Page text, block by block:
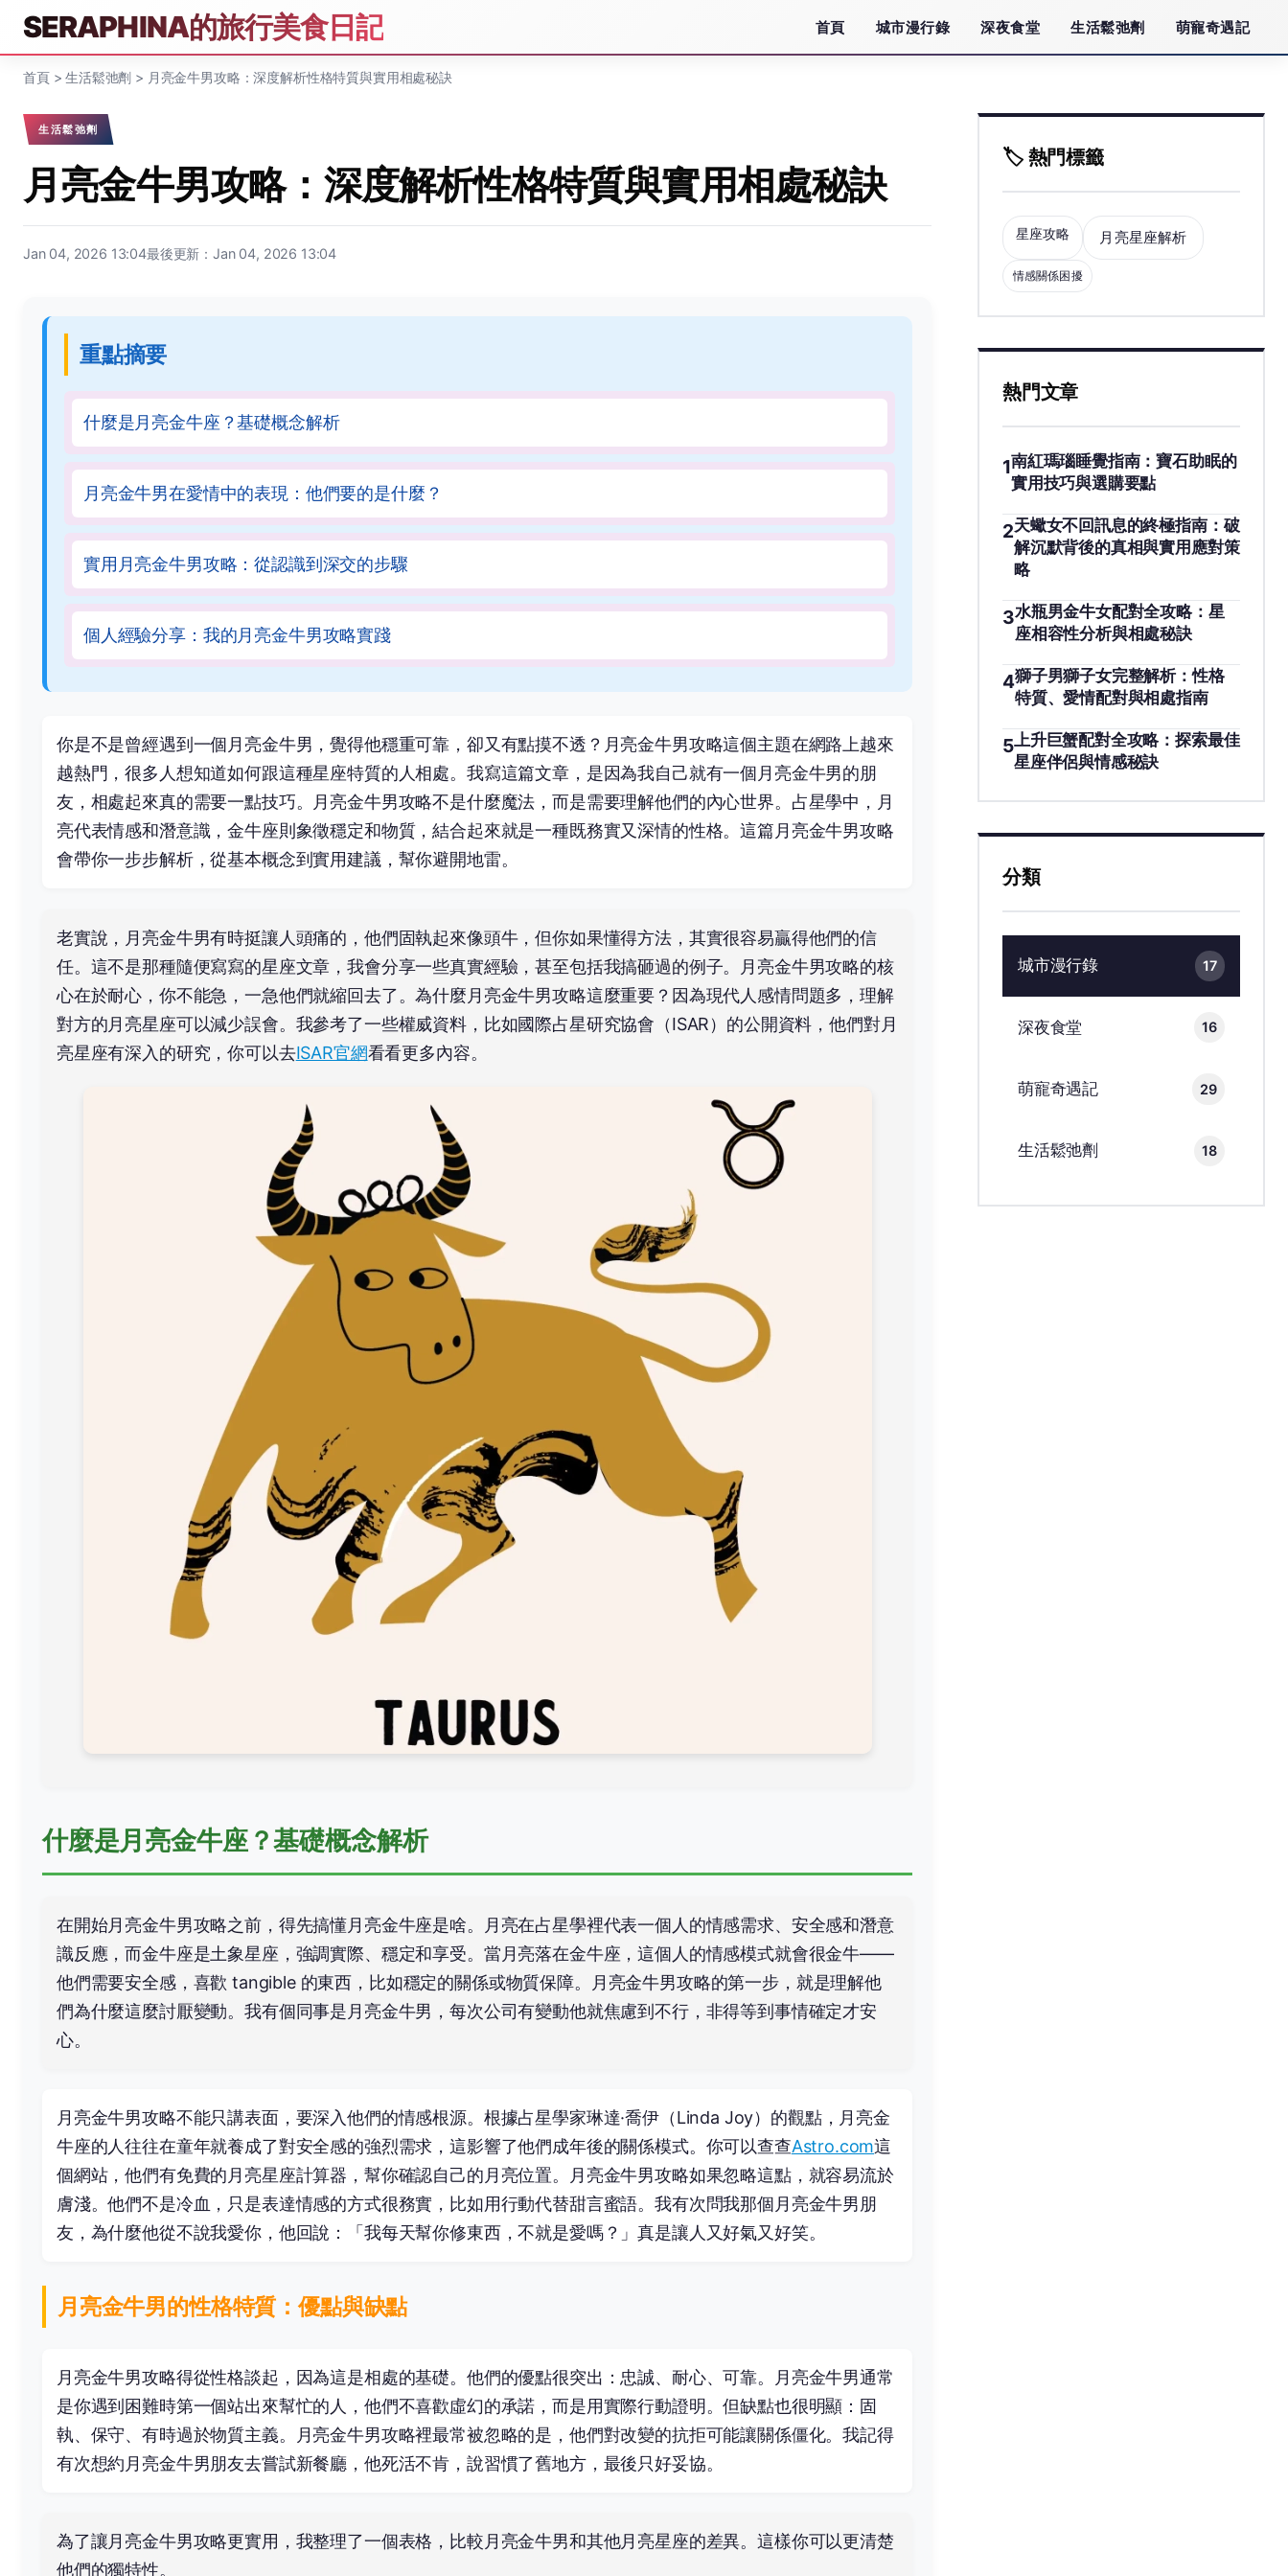
SERAPHINA的旅行美食日記 首頁 城市漫行錄 深夜食堂 生活鬆弛劑 萌寵奇遇記
首頁>生活鬆弛劑 > 月亮金牛男攻略：深度解析性格特質與實用相處秘訣
生活鬆弛劑
月亮金牛男攻略：深度解析性格特質與實用相處秘訣
Jan 04, 2026 13:04最後更新：Jan 04, 2026 13:04
重點摘要
什麼是月亮金牛座？基礎概念解析
月亮金牛男在愛情中的表現：他們要的是什麼？
實用月亮金牛男攻略：從認識到深交的步驟
個人經驗分享：我的月亮金牛男攻略實踐
你是不是曾經遇到一個月亮金牛男，覺得他穩重可靠，卻又有點摸不透？月亮金牛男攻略這個主題在網路上越來
越熱門，很多人想知道如何跟這種星座特質的人相處。我寫這篇文章，是因為我自己就有一個月亮金牛男的朋
友，相處起來真的需要一點技巧。月亮金牛男攻略不是什麼魔法，而是需要理解他們的內心世界。占星學中，月
亮代表情感和潛意識，金牛座則象徵穩定和物質，結合起來就是一種既務實又深情的性格。這篇月亮金牛男攻略
會帶你一步步解析，從基本概念到實用建議，幫你避開地雷。
老實說，月亮金牛男有時挺讓人頭痛的，他們固執起來像頭牛，但你如果懂得方法，其實很容易贏得他們的信
任。這不是那種隨便寫寫的星座文章，我會分享一些真實經驗，甚至包括我搞砸過的例子。月亮金牛男攻略的核
心在於耐心，你不能急，一急他們就縮回去了。為什麼月亮金牛男攻略這麼重要？因為現代人感情問題多，理解
對方的月亮星座可以減少誤會。我參考了一些權威資料，比如國際占星研究協會（ISAR）的公開資料，他們對月
亮星座有深入的研究，你可以去ISAR官網看看更多內容。
什麼是月亮金牛座？基礎概念解析
在開始月亮金牛男攻略之前，得先搞懂月亮金牛座是啥。月亮在占星學裡代表一個人的情感需求、安全感和潛意
識反應，而金牛座是土象星座，強調實際、穩定和享受。當月亮落在金牛座，這個人的情感模式就會很金牛——
他們需要安全感，喜歡 tangible 的東西，比如穩定的關係或物質保障。月亮金牛男攻略的第一步，就是理解他
們為什麼這麼討厭變動。我有個同事是月亮金牛男，每次公司有變動他就焦慮到不行，非得等到事情確定才安
心。
月亮金牛男攻略不能只講表面，要深入他們的情感根源。根據占星學家琳達·喬伊（Linda Joy）的觀點，月亮金
牛座的人往往在童年就養成了對安全感的強烈需求，這影響了他們成年後的關係模式。你可以查查Astro.com這
個網站，他們有免費的月亮星座計算器，幫你確認自己的月亮位置。月亮金牛男攻略如果忽略這點，就容易流於
膚淺。他們不是冷血，只是表達情感的方式很務實，比如用行動代替甜言蜜語。我有次問我那個月亮金牛男朋
友，為什麼他從不說我愛你，他回說：「我每天幫你修東西，不就是愛嗎？」真是讓人又好氣又好笑。
月亮金牛男的性格特質：優點與缺點
月亮金牛男攻略得從性格談起，因為這是相處的基礎。他們的優點很突出：忠誠、耐心、可靠。月亮金牛男通常
是你遇到困難時第一個站出來幫忙的人，他們不喜歡虛幻的承諾，而是用實際行動證明。但缺點也很明顯：固
執、保守、有時過於物質主義。月亮金牛男攻略裡最常被忽略的是，他們對改變的抗拒可能讓關係僵化。我記得
有次想約月亮金牛男朋友去嘗試新餐廳，他死活不肯，說習慣了舊地方，最後只好妥協。
為了讓月亮金牛男攻略更實用，我整理了一個表格，比較月亮金牛男和其他月亮星座的差異。這樣你可以更清楚
他們的獨特性。
🏷️ 熱門標籤
星座攻略 月亮星座解析
情感關係困擾
熱門文章
1南紅瑪瑙睡覺指南：寶石助眠的
實用技巧與選購要點
2天蠍女不回訊息的終極指南：破
解沉默背後的真相與實用應對策
略
3水瓶男金牛女配對全攻略：星
座相容性分析與相處秘訣
4獅子男獅子女完整解析：性格
特質、愛情配對與相處指南
5 上升巨蟹配對全攻略：探索最佳
星座伴侶與情感秘訣
分類
城市漫行錄 17
深夜食堂 16
萌寵奇遇記 29
生活鬆弛劑 18